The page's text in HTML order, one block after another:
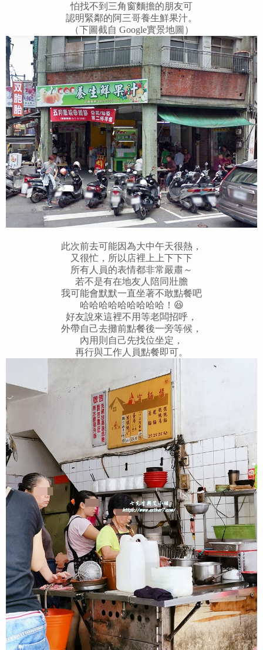
怕找不到三角窗麵擔的朋友可
認明緊鄰的阿三哥養生鮮果汁。
（下圖截自 Google實景地圖）
此次前去可能因為大中午天很熱，
又很忙，所以店裡上上下下下
所有人員的表情都非常嚴肅～
若不是有在地友人陪同壯膽
我可能會默默一直坐著不敢點餐吧
哈哈哈哈哈哈哈哈哈！😆
好友說來這裡不用等老闆招呼，
外帶自己去攤前點餐後一旁等候，
內用則自己先找位坐定，
再行與工作人員點餐即可。